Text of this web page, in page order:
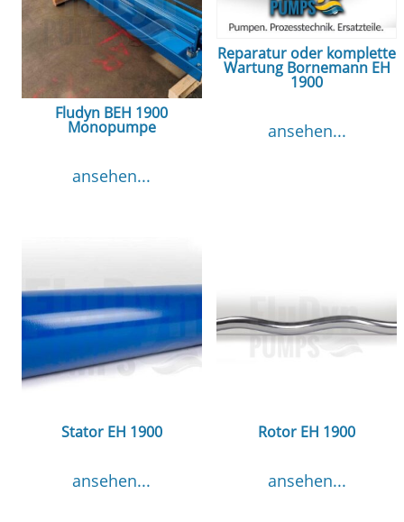
Fludyn BEH 1900
Monopumpe
ansehen...
Reparatur oder komplette
Wartung Bornemann EH
1900
ansehen...
Stator EH 1900
ansehen...
Rotor EH 1900
ansehen...